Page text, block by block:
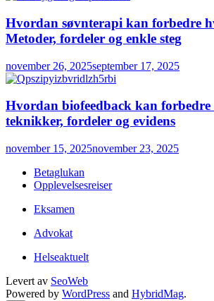
Hvordan søvnterapi kan forbedre
Metoder, fordeler og enkle steg
november 26, 2025september 17, 2025
Hvordan biofeedback kan forbedre
teknikker, fordeler og evidens
november 15, 2025november 23, 2025
Betaglukan
Opplevelsesreiser
Eksamen
Advokat
Helseaktuelt
Levert av SeoWeb
Powered by WordPress and HybridMag.